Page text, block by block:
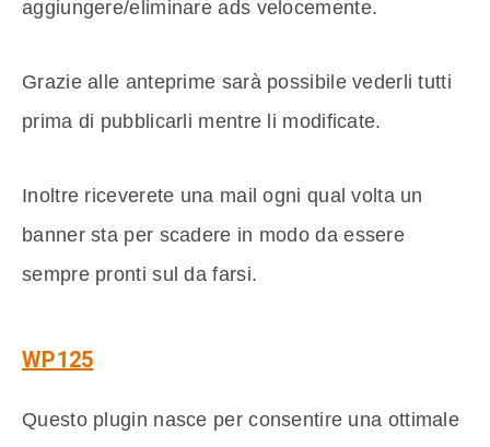
aggiungere/eliminare ads velocemente.
Grazie alle anteprime sarà possibile vederli tutti
prima di pubblicarli mentre li modificate.
Inoltre riceverete una mail ogni qual volta un
banner sta per scadere in modo da essere
sempre pronti sul da farsi.
WP125
Questo plugin nasce per consentire una ottimale